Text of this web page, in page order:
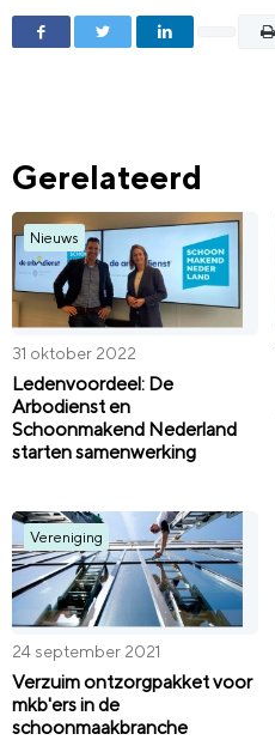
Gerelateerd
Nieuws
31 oktober 2022
Ledenvoordeel: De
Arbodienst en
Schoonmakend Nederland
starten samenwerking
Vereniging
24 september 2021
Verzuim ontzorgpakket voor
mkb'ers in de
schoonmaakbranche